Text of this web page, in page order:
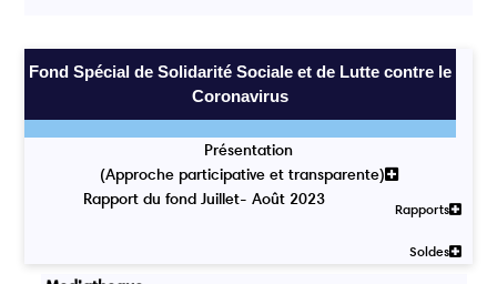
Fond Spécial de Solidarité Sociale et de Lutte contre le
Coronavirus
Présentation
(Approche participative et transparente)
Rapports
Rapport du fond Juillet- Août 2023
Soldes